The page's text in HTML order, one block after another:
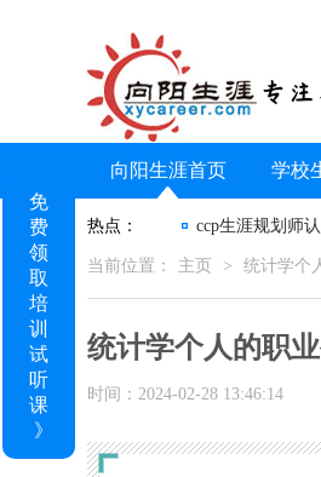
向阳生涯首页 学校
热点： ccp生涯规划师
当前位置： 主页 > 统计学个
统计学个人的职
时间：2024-02-28 13:46:14
免
费
领
取
培
训
试
听
课
》